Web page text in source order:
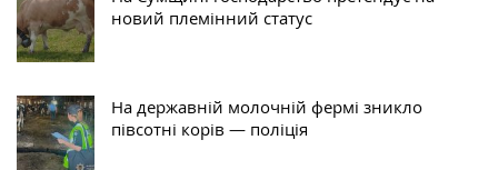
новий племінний статус
На державній молочній фермі зникло
півсотні корів — поліція